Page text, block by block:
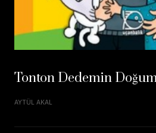
Tonton Dedemin
AYTÜL AKAL